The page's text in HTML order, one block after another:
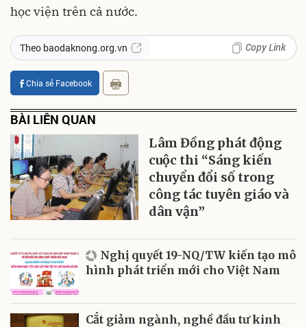
học viện trên cả nước.
Theo baodaknong.org.vn Copy Link
Chia sẻ Facebook
BÀI LIÊN QUAN
Lâm Đồng phát động
cuộc thi “Sáng kiến
chuyển đổi số trong
công tác tuyên giáo và
dân vận”
Nghị quyết 19-NQ/TW kiến tạo mô
hình phát triển mới cho Việt Nam
Cắt giảm ngành, nghề đầu tư kinh